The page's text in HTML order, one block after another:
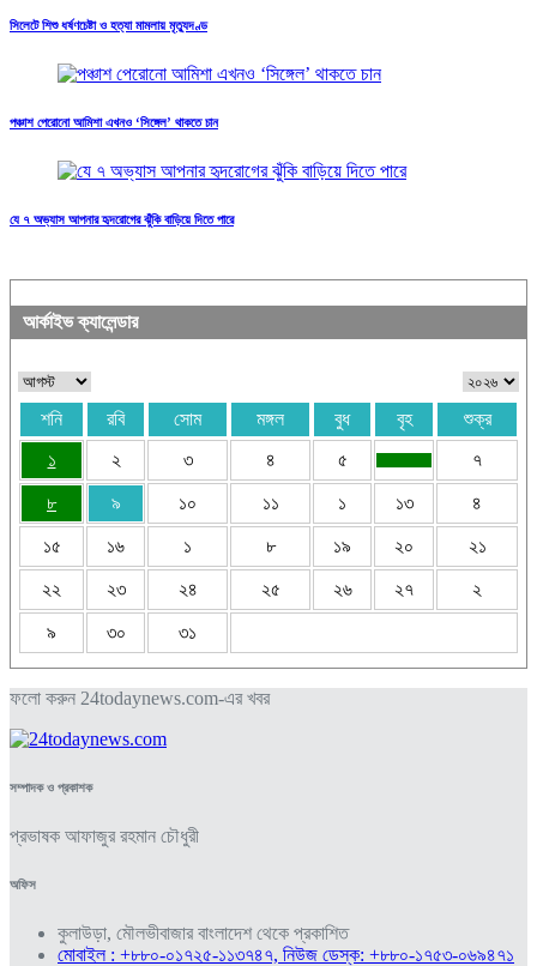
সিলেটে শিশু ধর্ষণচেষ্টা ও হত্যা মামলায় মৃত্যুদণ্ড
পঞ্চাশ পেরোনো আমিশা এখনও ‘সিঙ্গেল’ থাকতে চান
যে ৭ অভ্যাস আপনার হৃদরোগের ঝুঁকি বাড়িয়ে দিতে পারে
আর্কাইভ ক্যালেন্ডার
শনি রবি সোম মঙ্গল বুধ বৃহ
শুক্র
১
২ ৩ ৪ ৫ ৭
৮ ৯ ১০ ১১ ১ ১৩ ৪
১৫ ১৬ ১ ৮ ১৯ ২০ ২১
২২ ২৩ ২৪ ২৫ ২৬ ২৭ ২
৯ ৩০ ৩১
ফলো করুন 24todaynews.com-এর খবর
সম্পাদক ও প্রকাশক
প্রভাষক আফাজুর রহমান চৌধুরী
অফিস
কুলাউড়া, মৌলভীবাজার বাংলাদেশ থেকে প্রকাশিত
মোবাইল : +৮৮০-০১৭২৫-১১৩৭৪৭, নিউজ ডেস্ক: +৮৮০-১৭৫৩-০৬৯৪৭১